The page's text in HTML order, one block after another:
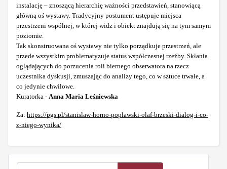
Szukaj
instalację – znoszącą hierarchię ważności przedstawień, stanowiącą
główną oś wystawy. Tradycyjny postument ustępuje miejsca
przestrzeni wspólnej, w której widz i obiekt znajdują się na tym samym
poziomie.
Tak skonstruowana oś wystawy nie tylko porządkuje przestrzeń, ale
przede wszystkim problematyzuje status współczesnej rzeźby. Skłania
oglądających do porzucenia roli biernego obserwatora na rzecz
uczestnika dyskusji, zmuszając do analizy tego, co w sztuce trwałe, a
co jedynie chwilowe.
Kuratorka - Anna Maria Leśniewska
Za: https://pgs.pl/stanislaw-horno-poplawski-olaf-brzeski-dialog-i-co-
z-niego-wynika/